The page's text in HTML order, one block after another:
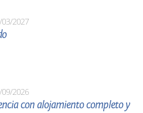
03/2027
09/2026
con alojamiento completo y